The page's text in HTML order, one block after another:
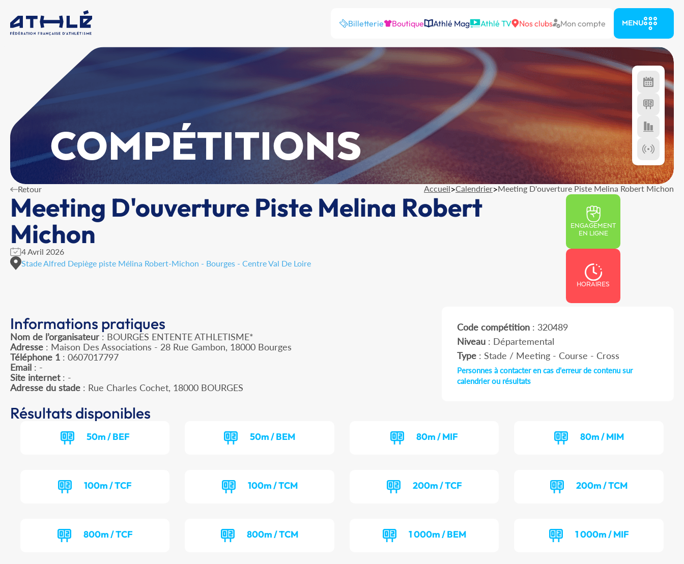
Billetterie Boutique Athlé Mag Athlé TV Nos clubs Mon compte MENU
COMPÉTITIONS
Retour Accueil>Calendrier>Meeting D'ouverture Piste Melina Robert Michon
Meeting D'ouverture Piste Melina Robert
Michon
4 Avril 2026
Stade Alfred Depiège piste Mélina Robert-Michon - Bourges - Centre Val De Loire
ENGAGEMENT
EN LIGNE
HORAIRES
Informations pratiques
Nom de l’organisateur : BOURGES ENTENTE ATHLETISME*
Adresse : Maison Des Associations - 28 Rue Gambon, 18000 Bourges
Téléphone 1 : 0607017797
Email : -
Site internet: -
Adresse du stade : Rue Charles Cochet, 18000 BOURGES
Code compétition: 320489
Niveau: Départemental
Type: Stade / Meeting - Course - Cross
Personnes à contacter en cas d'erreur de contenu sur
calendrier ou résultats
Résultats disponibles
50m / BEF 50m / BEM 80m / MIF 80m / MIM
100m / TCF 100m / TCM 200m / TCF 200m / TCM
800m / TCF 800m / TCM 1 000m / BEM 1 000m / MIF